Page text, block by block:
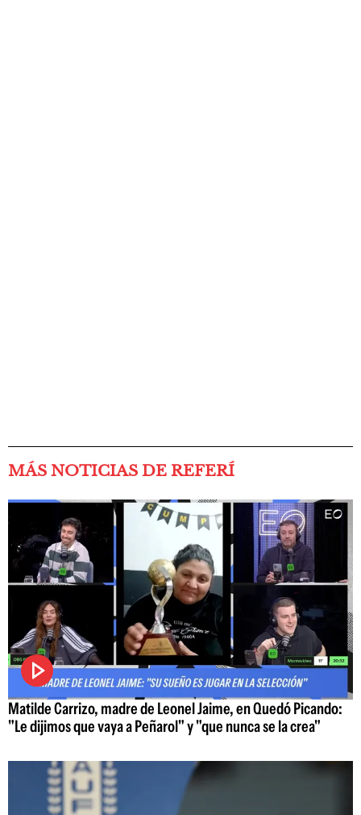
MÁS NOTICIAS DE REFERÍ
Matilde Carrizo, madre de Leonel Jaime, en Quedó Picando:
"Le dijimos que vaya a Peñarol" y "que nunca se la crea"